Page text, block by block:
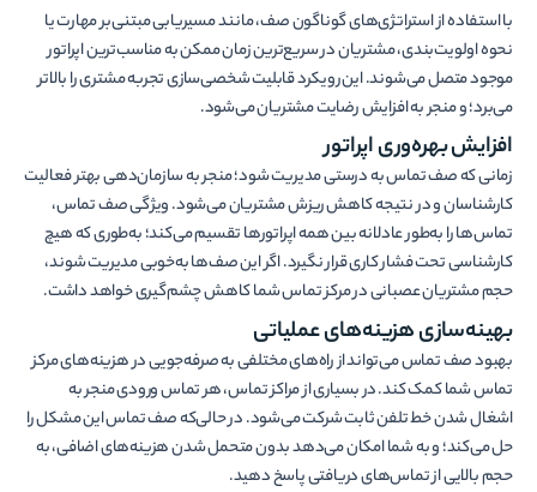
با استفاده از استراتژی­‌های گوناگون صف، مانند مسیریابی مبتنی‌بر مهارت یا
نحوه اولویت‌­بندی، مشتریان در سریع­‌ترین زمان ممکن به مناسب‌­ترین اپراتور
موجود متصل می­‌شوند. این رویکرد قابلیت شخصی­‌سازی تجربه مشتری را بالاتر
می‌­برد؛ و منجر به افزایش رضایت مشتریان می­‌شود.
افزایش بهره‌­وری اپراتور
زمانی که صف تماس به درستی مدیریت شود؛ منجر به سازمان‌دهی بهتر فعالیت
کارشناسان و در نتیجه کاهش ریزش مشتریان می‌­شود. ویژگی صف تماس،
تماس‌­ها را به‌طور عادلانه بین همه اپراتورها تقسیم می­‌کند؛ به‌طوری که هیچ
کارشناسی تحت فشار کاری قرار نگیرد. اگر این صف­‌ها به‌خوبی مدیریت شوند،
حجم مشتریان عصبانی در مرکز تماس شما کاهش چشم‌گیری خواهد داشت.
بهینه­‌سازی هزینه­‌های عملیاتی
بهبود صف تماس می‌­تواند از راه‌­های مختلفی به صرفه­‌جویی در هزینه­‌های مرکز
تماس شما کمک کند. در بسیاری از مراکز تماس، هر تماس ورودی منجر به
اشغال شدن خط تلفن ثابت شرکت می­‌شود. در حالی­‌که صف تماس این مشکل را
حل می­‌کند؛ و به شما امکان می­‌دهد بدون متحمل شدن هزینه‌های اضافی، به
حجم بالایی از تماس‌­های دریافتی پاسخ دهید.